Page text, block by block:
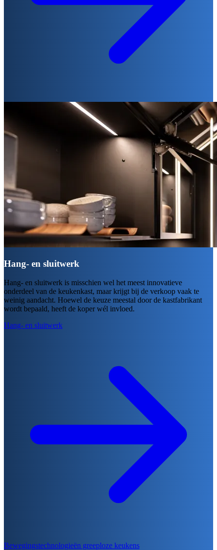
Hang- en sluitwerk
Hang- en sluitwerk is misschien wel het meest innovatieve
onderdeel van de keukenkast, maar krijgt bij de verkoop vaak te
weinig aandacht. Hoewel de keuze meestal door de kastfabrikant
wordt bepaald, heeft de koper wél invloed.
Hang- en sluitwerk
Bewegingstechnologieën greeploze keukens